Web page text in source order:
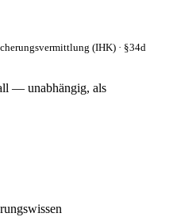
(IHK) · §34d
— unabhängig, als